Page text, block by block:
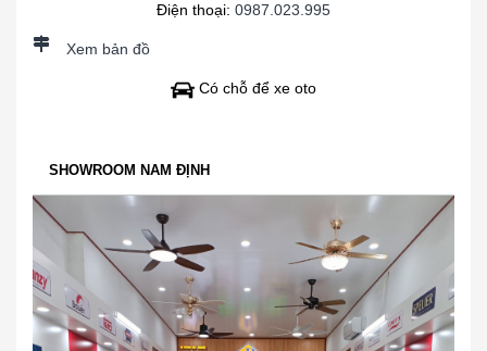
Điện thoại: 0987.023.995
Xem bản đồ
Có chỗ để xe oto
SHOWROOM NAM ĐỊNH